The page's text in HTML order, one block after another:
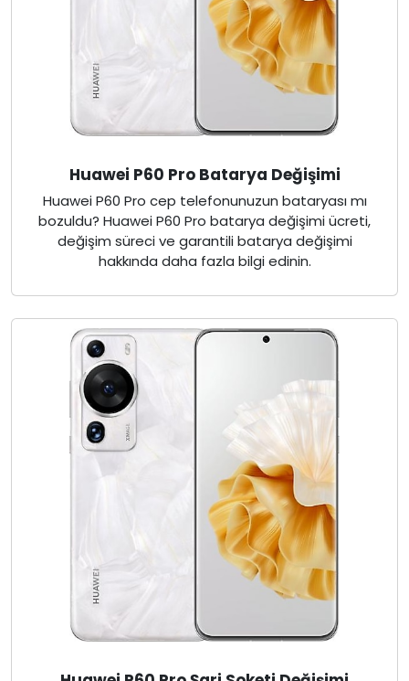
Huawei P60 Pro Batarya Değişimi
Huawei P60 Pro cep telefonunuzun bataryası mı
bozuldu? Huawei P60 Pro batarya değişimi ücreti,
değişim süreci ve garantili batarya değişimi
hakkında daha fazla bilgi edinin.